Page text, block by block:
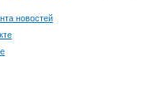
новостей